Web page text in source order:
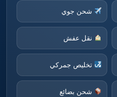
شحن جوي
نقل عفش
تخليص جمركي
شحن بضائع